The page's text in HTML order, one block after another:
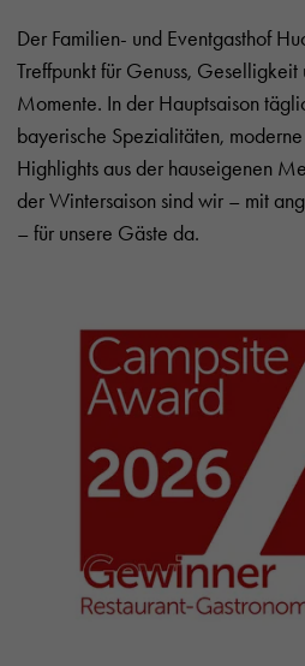
Der Familien- und Eventgasthof
Treffpunkt für Genuss, Geselligkeit
Momente. In der Hauptsaison
bayerische Spezialitäten,
Highlights aus der hauseigenen
der Wintersaison sind wir – mit
– für unsere Gäste da.